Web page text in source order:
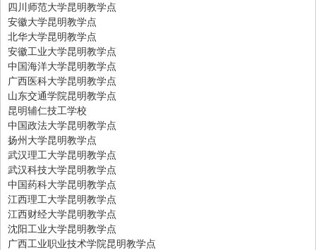
四川师范大学昆明教学点
安徽大学昆明教学点
北华大学昆明教学点
安徽工业大学昆明教学点
中国海洋大学昆明教学点
广西医科大学昆明教学点
山东交通学院昆明教学点
昆明辅仁技工学校
中国政法大学昆明教学点
扬州大学昆明教学点
武汉理工大学昆明教学点
武汉科技大学昆明教学点
中国药科大学昆明教学点
江西理工大学昆明教学点
江西财经大学昆明教学点
沈阳工业大学昆明教学点
广西工业职业技术学院昆明教学点